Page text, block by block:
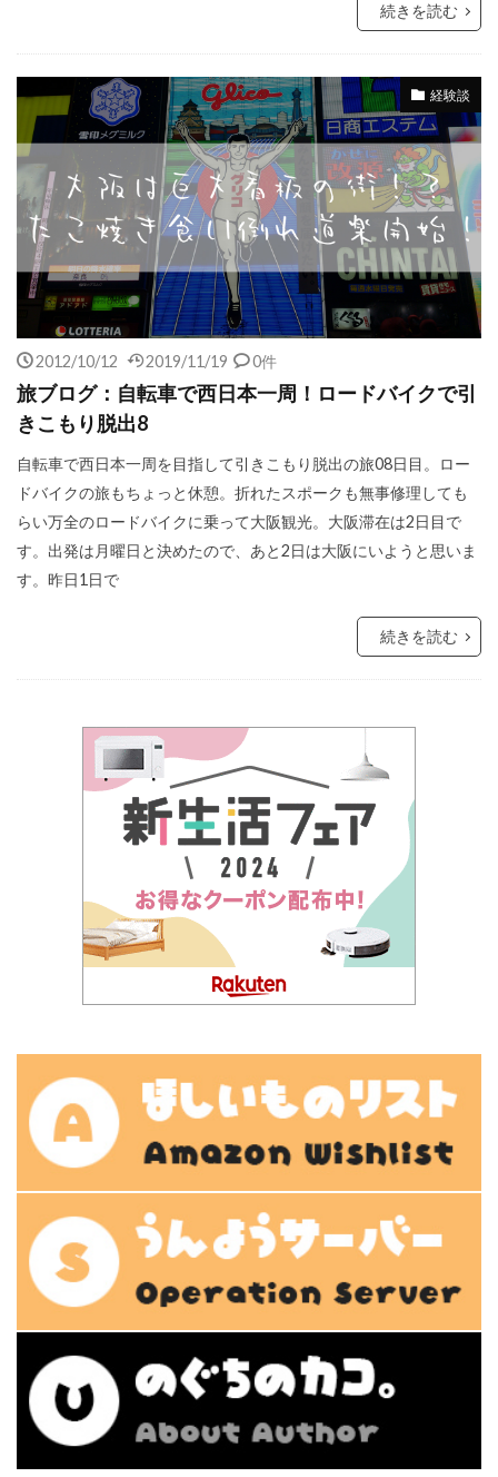
続きを読む
経験談
2012/10/12 2019/11/19 0件
旅ブログ：自転車で西日本一周！ロードバイクで引
きこもり脱出8
自転車で西日本一周を目指して引きこもり脱出の旅08日目。ロー
ドバイクの旅もちょっと休憩。折れたスポークも無事修理しても
らい万全のロードバイクに乗って大阪観光。大阪滞在は2日目で
す。出発は月曜日と決めたので、あと2日は大阪にいようと思いま
す。昨日1日で
続きを読む